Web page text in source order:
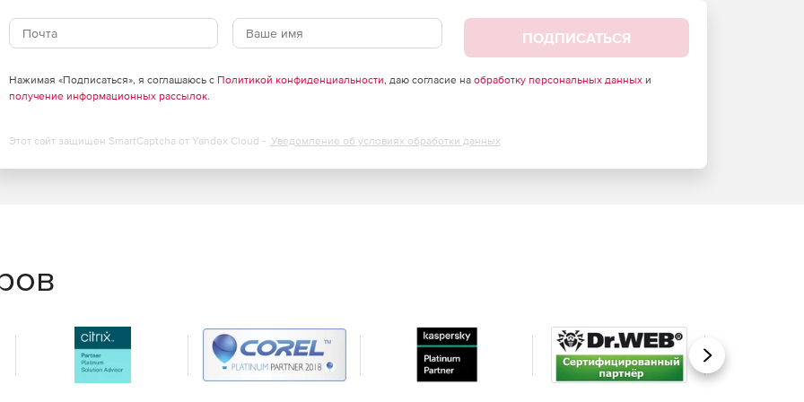
обеспечивающие дополнительную поддержку
Artist Series).
(плагин Smart Tool).
традиционного инструментария.
так же быстро и легко, как и стандартных 2D-
треке.
ПОДПИСАТЬСЯ
Нажимая «Подписаться», я соглашаюсь с Политикой конфиденциальности, даю согласие на обработку персональных данныхи
получение информационных рассылок.
Этот сайт защищен SmartCaptcha от Yandex Cloud - Уведомление об условиях обработки данных
Вперед